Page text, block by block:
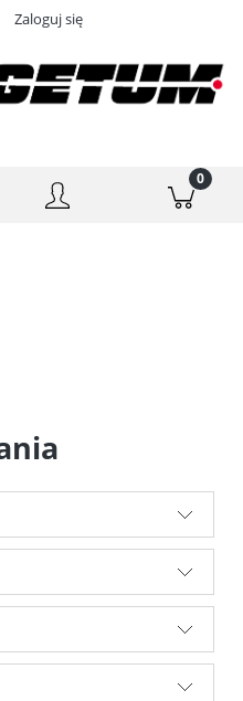
Zaloguj się